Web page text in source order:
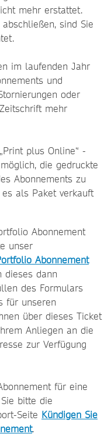
mehr erstattet.
sind Sie
im laufenden Jahr
und
oder
mehr
plus Online“ -
die gedruckte
Abonnements zu
als Paket verkauft
Abonnement
unser
Abonnement
dann
des Formulars
für unseren
über dieses Ticket
Anliegen an die
zur Verfügung
für eine
bitte die
Seite Kündigen Sie
.